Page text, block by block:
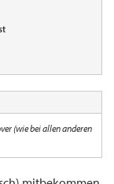
(wie bei allen anderen